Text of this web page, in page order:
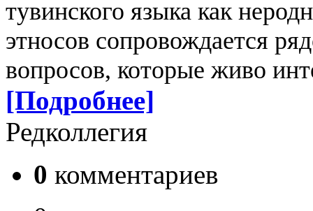
тувинского языка как
этносов сопровождается
вопросов, которые живо
[Подробнее]
Редколлегия
0 комментариев